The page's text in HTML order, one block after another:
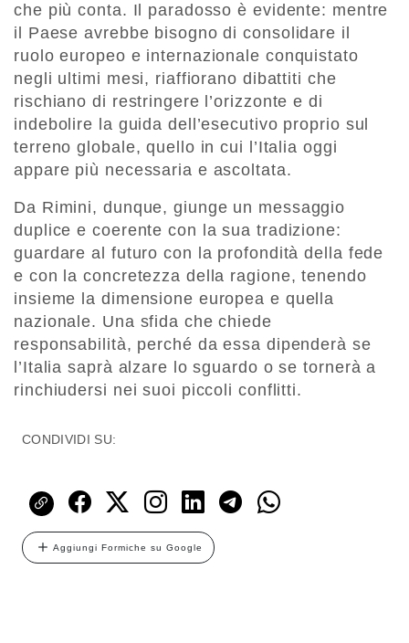
che più conta. Il paradosso è evidente: mentre
il Paese avrebbe bisogno di consolidare il
ruolo europeo e internazionale conquistato
negli ultimi mesi, riaffiorano dibattiti che
rischiano di restringere l’orizzonte e di
indebolire la guida dell’esecutivo proprio sul
terreno globale, quello in cui l’Italia oggi
appare più necessaria e ascoltata.
Da Rimini, dunque, giunge un messaggio
duplice e coerente con la sua tradizione:
guardare al futuro con la profondità della fede
e con la concretezza della ragione, tenendo
insieme la dimensione europea e quella
nazionale. Una sfida che chiede
responsabilità, perché da essa dipenderà se
l’Italia saprà alzare lo sguardo o se tornerà a
rinchiudersi nei suoi piccoli conflitti.
CONDIVIDI SU:
Aggiungi Formiche su Google